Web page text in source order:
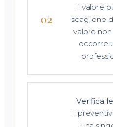
Il valore
scaglione
valore
occorre
Verifica
Il
una